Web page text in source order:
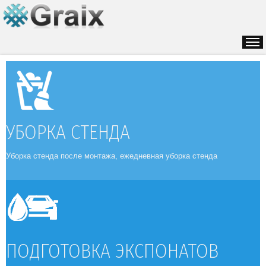
УБОРКА СТЕНДА
Уборка стенда после монтажа, ежедневная уборка стенда
ПОДГОТОВКА ЭКСПОНАТОВ
ПРОЕКТЫ
СТТ 2016. КРОКУС ЭКСПО.